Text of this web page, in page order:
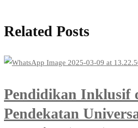
Related Posts
Pendidikan Inklusif
Pendekatan